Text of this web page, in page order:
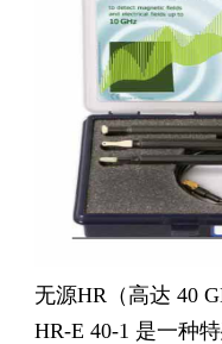
无源HR （高达 40
HR-E 40-1 是一种